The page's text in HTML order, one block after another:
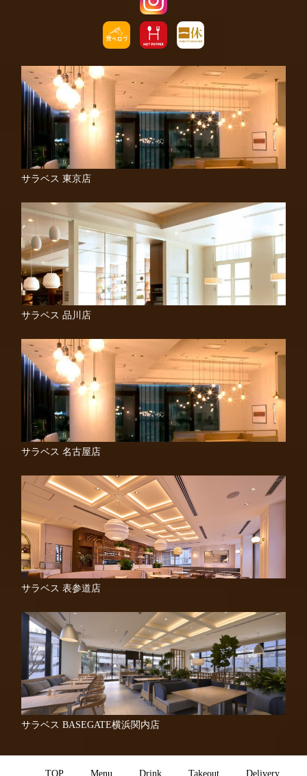
サラベス 東京店
サラベス 品川店
サラベス 名古屋店
サラベス 表参道店
サラベス BASEGATE横浜関内店
TOP Menu Drink Takeout Delivery